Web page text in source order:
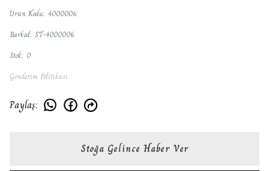
Ürün Kodu: 4000006
Barkod: ST-4000006
Stok: 0
Gönderim Politikası
Paylaş:
Stoğa Gelince Haber Ver